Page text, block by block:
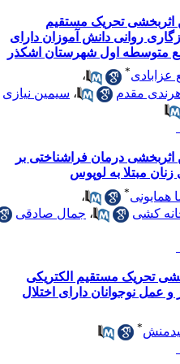
تحریک مستقیم
روانی دانش آموزان دارای
متوسطه اول شهرستان اشکذر
*
،
مقدم ،سیمین نیازی
درمان فراشناختی بر
مبتلا به لوپوس
،
کشی ،جمال صادقی
تحریک مستقیم الکتریکی
نوجوانان دارای اختلال